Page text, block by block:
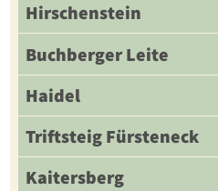
Hirschenstein
Buchberger Leite
Haidel
Triftsteig Fürsteneck
Kaitersberg